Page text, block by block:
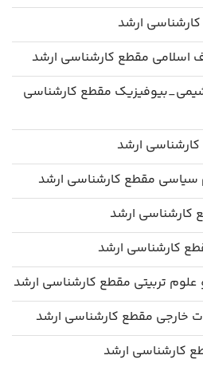
ارشد
اسلامی مقطع کارشناسی ارشد
مقطع کارشناسی
ارشد
مقطع کارشناسی ارشد
کارشناسی ارشد
کارشناسی ارشد
تربیتی مقطع کارشناسی ارشد
خارجی مقطع کارشناسی ارشد
کارشناسی ارشد